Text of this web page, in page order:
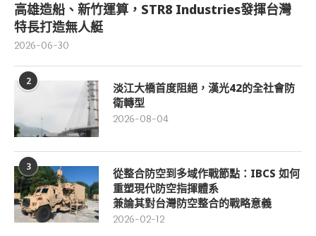
高雄造船、新竹運算，STR8 Industries發揮台灣
特長打造無人艇
2026-06-30
2
淡江大橋首度阻絕，漢光42的全社會防
衛轉型
2026-08-04
3
從整合防空到多域作戰節點：IBCS 如何
重塑現代防空指揮體系
兼論其對台灣防空整合的戰略意義
2026-02-12